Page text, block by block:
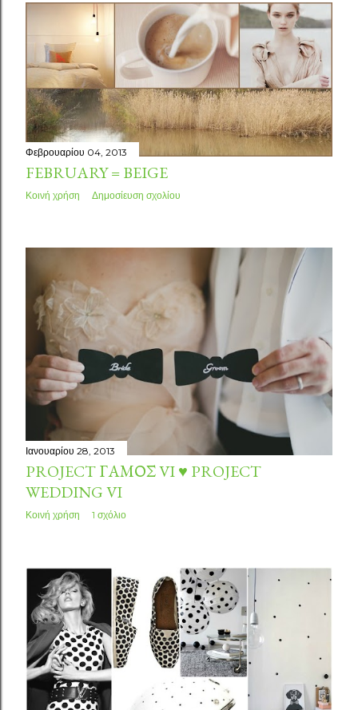
Φεβρουαρίου 04, 2013
FEBRUARY = BEIGE
Κοινή χρήση Δημοσίευση σχολίου
Ιανουαρίου 28, 2013
PROJECT ΓΆΜΟΣ VI ♥ PROJECT
WEDDING VI
Κοινή χρήση 1 σχόλιο